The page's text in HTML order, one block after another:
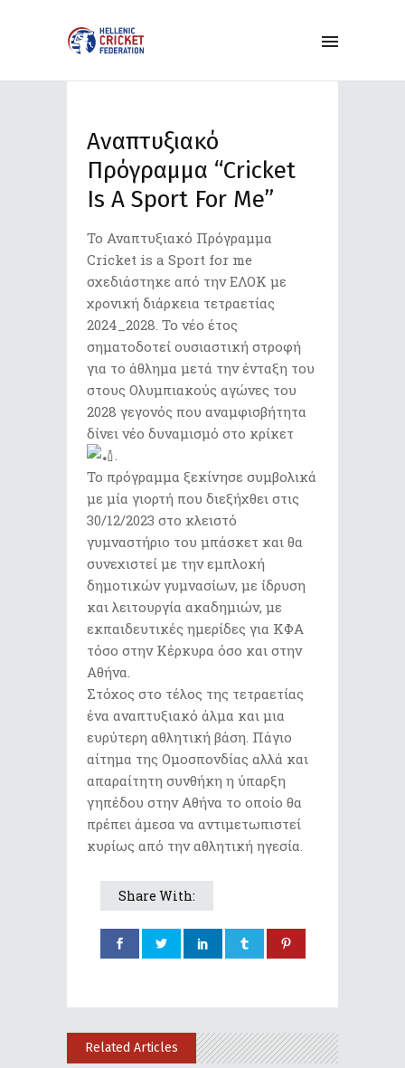
Aναπτυξιακό
Πρόγραμμα “Cricket
Is A Sport For Me”
Το Αναπτυξιακό Πρόγραμμα
Cricket is a Sport for me
σχεδιάστηκε από την ΕΛΟΚ με
χρονική διάρκεια τετραετίας
2024_2028. Το νέο έτος
σηματοδοτεί ουσιαστική στροφή
για το άθλημα μετά την ένταξη του
στους Ολυμπιακούς αγώνες του
2028 γεγονός που αναμφισβήτητα
δίνει νέο δυναμισμό στο κρίκετ
.
Το πρόγραμμα ξεκίνησε συμβολικά
με μία γιορτή που διεξήχθει στις
30/12/2023 στο κλειστό
γυμναστήριο του μπάσκετ και θα
συνεχιστεί με την εμπλοκή
δημοτικών γυμνασίων, με ίδρυση
και λειτουργία ακαδημιών, με
εκπαιδευτικές ημερίδες για ΚΦΑ
τόσο στην Κέρκυρα όσο και στην
Αθήνα.
Στόχος στο τέλος της τετραετίας
ένα αναπτυξιακό άλμα και μια
ευρύτερη αθλητική βάση. Πάγιο
αίτημα της Ομοσπονδίας αλλά και
απαραίτητη συνθήκη η ύπαρξη
γηπέδου στην Αθήνα το οποίο θα
πρέπει άμεσα να αντιμετωπιστεί
κυρίως από την αθλητική ηγεσία.
Share With:
Related Articles